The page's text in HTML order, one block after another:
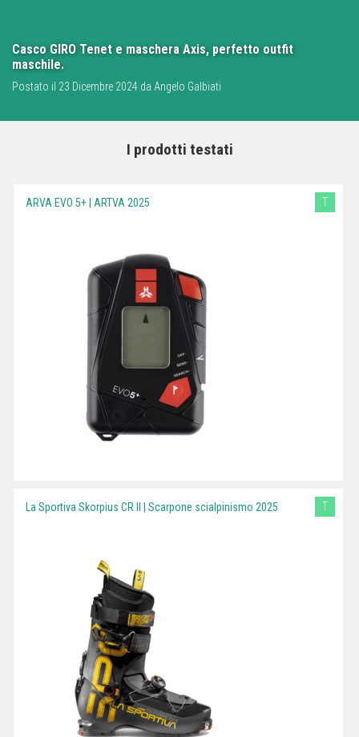
Casco GIRO Tenet e maschera Axis, perfetto outfit
maschile.
Postato il 23 Dicembre 2024 da Angelo Galbiati
I prodotti testati
ARVA EVO 5+ | ARTVA 2025 T
La Sportiva Skorpius CR II | Scarpone scialpinismo 2025 T